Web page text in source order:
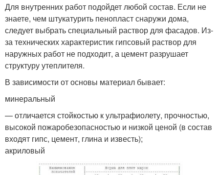
Для внутренних работ подойдет любой состав. Если не
знаете, чем штукатурить пенопласт снаружи дома,
следует выбрать специальный раствор для фасадов. Из-
за технических характеристик гипсовый раствор для
наружных работ не подходит, а цемент разрушает
структуру утеплителя.
В зависимости от основы материал бывает:
минеральный
— отличается стойкостью к ультрафиолету, прочностью,
высокой пожаробезопасностью и низкой ценой (в состав
входят гипс, цемент, глина и известь);
акриловый